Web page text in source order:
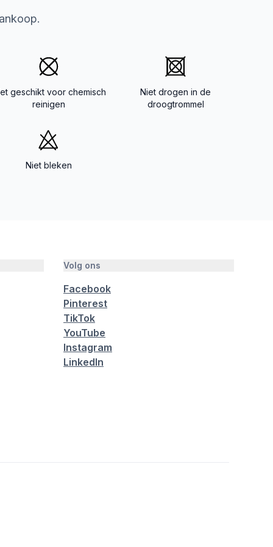
geschikt voor chemisch
reinigen
Niet drogen in de
droogtrommel
Niet bleken
Volg ons
Facebook
Pinterest
TikTok
YouTube
Instagram
LinkedIn